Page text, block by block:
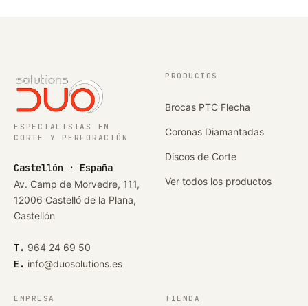
ESPECIALISTAS EN
CORTE Y PERFORACIÓN
Castellón · España
Av. Camp de Morvedre, 111,
12006 Castelló de la Plana,
Castellón
T. 964 24 69 50
E. info@duosolutions.es
PRODUCTOS
Brocas PTC Flecha
Coronas Diamantadas
Discos de Corte
Ver todos los productos
EMPRESA TIENDA